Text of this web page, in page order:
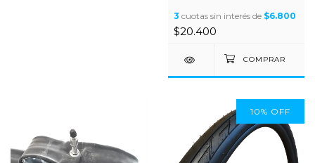
3 cuotas sin interés de $6.800
$20.400
10% OFF